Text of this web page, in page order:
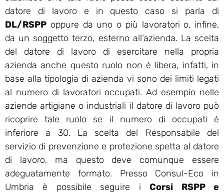
datore di lavoro e in questo caso si parla di
DL/RSPP oppure da uno o più lavoratori o, infine,
da un soggetto terzo, esterno all’azienda. La scelta
del datore di lavoro di esercitare nella propria
azienda anche questo ruolo non è libera, infatti, in
base alla tipologia di azienda vi sono dei limiti legati
al numero di lavoratori occupati. Ad esempio nelle
aziende artigiane o industriali il datore di lavoro può
ricoprire tale ruolo se il numero di occupati è
inferiore a 30. La scelta del Responsabile del
servizio di prevenzione e protezione spetta al datore
di lavoro, ma questo deve comunque essere
adeguatamente formato. Presso Consul-Eco in
Umbria è possibile seguire iCorsi RSPP e